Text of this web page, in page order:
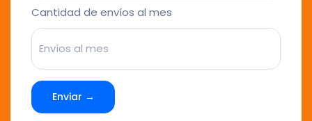
Cantidad de envíos al mes
Enviar →